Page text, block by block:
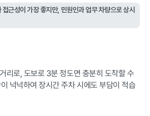
근성이 가장 좋지만, 민원인과 업무 차량으로 상시
리로, 도보로 3분 정도면 충분히 도착할 수
넉넉하여 장시간 주차 시에도 부담이 적습